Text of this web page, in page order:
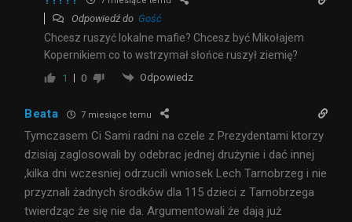
Odpowiedź do Gość
Chcesz ruszyć lokalne mafie? Chcesz być Mikołajem
Kopernikiem co to wstrzymał słońce ruszył ziemię?
1 0 Odpowiedz
Beata 7 miesiące temu
Tymczasem Ci Sami radni na czele z Prezydentami ktorzy
dzisiaj zaglosowali by odebrac jednej drużynie i dać innej
,kilka dni wczesniej odrzucili wniosek Lech Tarnobrzeg i nie
przyznali żadnych środków dla 115 dzieci z Tarnobrzega
twierdząc że się nie da. Argumentowali że dają już